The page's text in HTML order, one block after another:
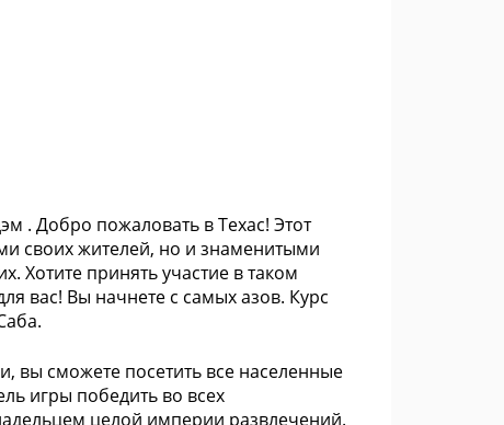
. Добро пожаловать в Техас! Этот
своих жителей, но и знаменитыми
Хотите принять участие в таком
вас! Вы начнете с самых азов. Курс
вы сможете посетить все населенные
игры победить во всех
целой империи развлечений.